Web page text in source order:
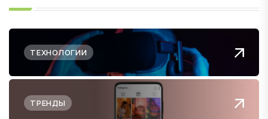
ТЕХНОЛОГИИ
ТРЕНДЫ